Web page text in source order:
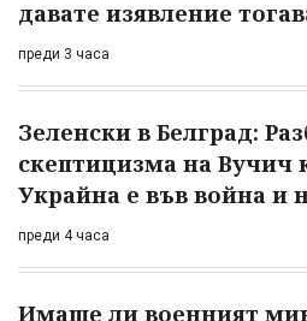
давате изявление
преди 3 часа
Зеленски в Белград:
скептицизма на Вучич
Украйна е във война и
преди 4 часа
Имаше ли военният